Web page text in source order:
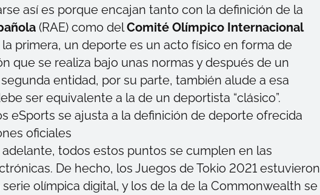
así es porque encajan tanto con la definición de la
(RAE) como delComité Olímpico Internacional
la primera, un deporte es un acto físico en forma de
que se realiza bajo unas normas y después de un
entidad, por su parte, también alude a esa
ser equivalente a la de un deportista “clásico”.
eSports se ajusta a la definición de deporte ofrecida
oficiales
todos estos puntos se cumplen en las
De hecho, los Juegos de Tokio 2021 estuvieron
olímpica digital, y los de la de la Commonwealth se